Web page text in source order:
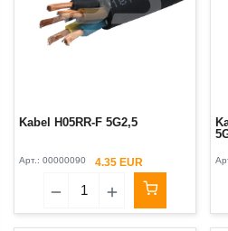
Kabel H05RR-F 5G2,5
Арт.: 00000090 4.35 EUR